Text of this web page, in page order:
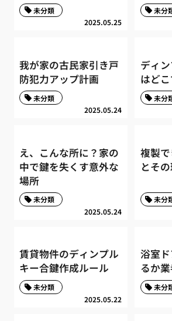
2025.05.25
未分類 未分
我が家の古民家引き戸
防犯力アップ計画
2025.05.24
未分類
ディ
はど
未分
え、こんな所に？家の
中で鍵を失くす意外な
場所
2025.05.24
未分類
複製
とそ
未分
賃貸物件のディンプル
キー合鍵作成ルール
2025.05.22
未分類
浴室
るか
未分